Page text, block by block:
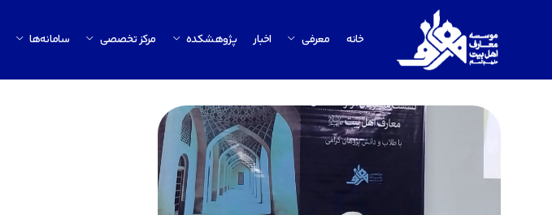
خانه معرفی اخبار پژوهشکده مرکز تخصصی سامانه‌ها